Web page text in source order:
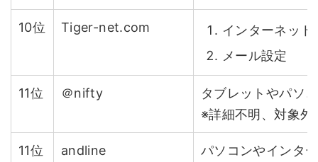
10位 Tiger-net.com
インターネット
メール設定
11位 ＠nifty
タブレットやパソ
※詳細不明、対象
11位 andline
パソコンやインタ